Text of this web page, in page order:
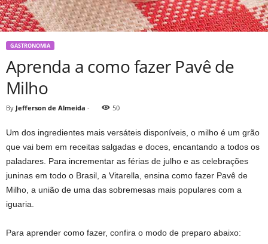
GASTRONOMIA
Aprenda a como fazer Pavê de
Milho
By Jefferson de Almeida - 50
Um dos ingredientes mais versáteis disponíveis, o milho é um grão
que vai bem em receitas salgadas e doces, encantando a todos os
paladares. Para incrementar as férias de julho e as celebrações
juninas em todo o Brasil, a Vitarella, ensina como fazer Pavê de
Milho, a união de uma das sobremesas mais populares com a
iguaria.
Para aprender como fazer, confira o modo de preparo abaixo: